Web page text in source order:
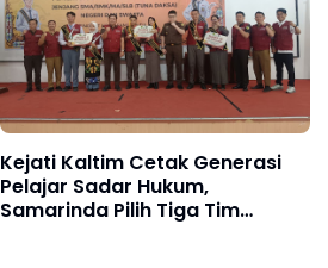
Kejati Kaltim Cetak Generasi
Pelajar Sadar Hukum,
Samarinda Pilih Tiga Tim